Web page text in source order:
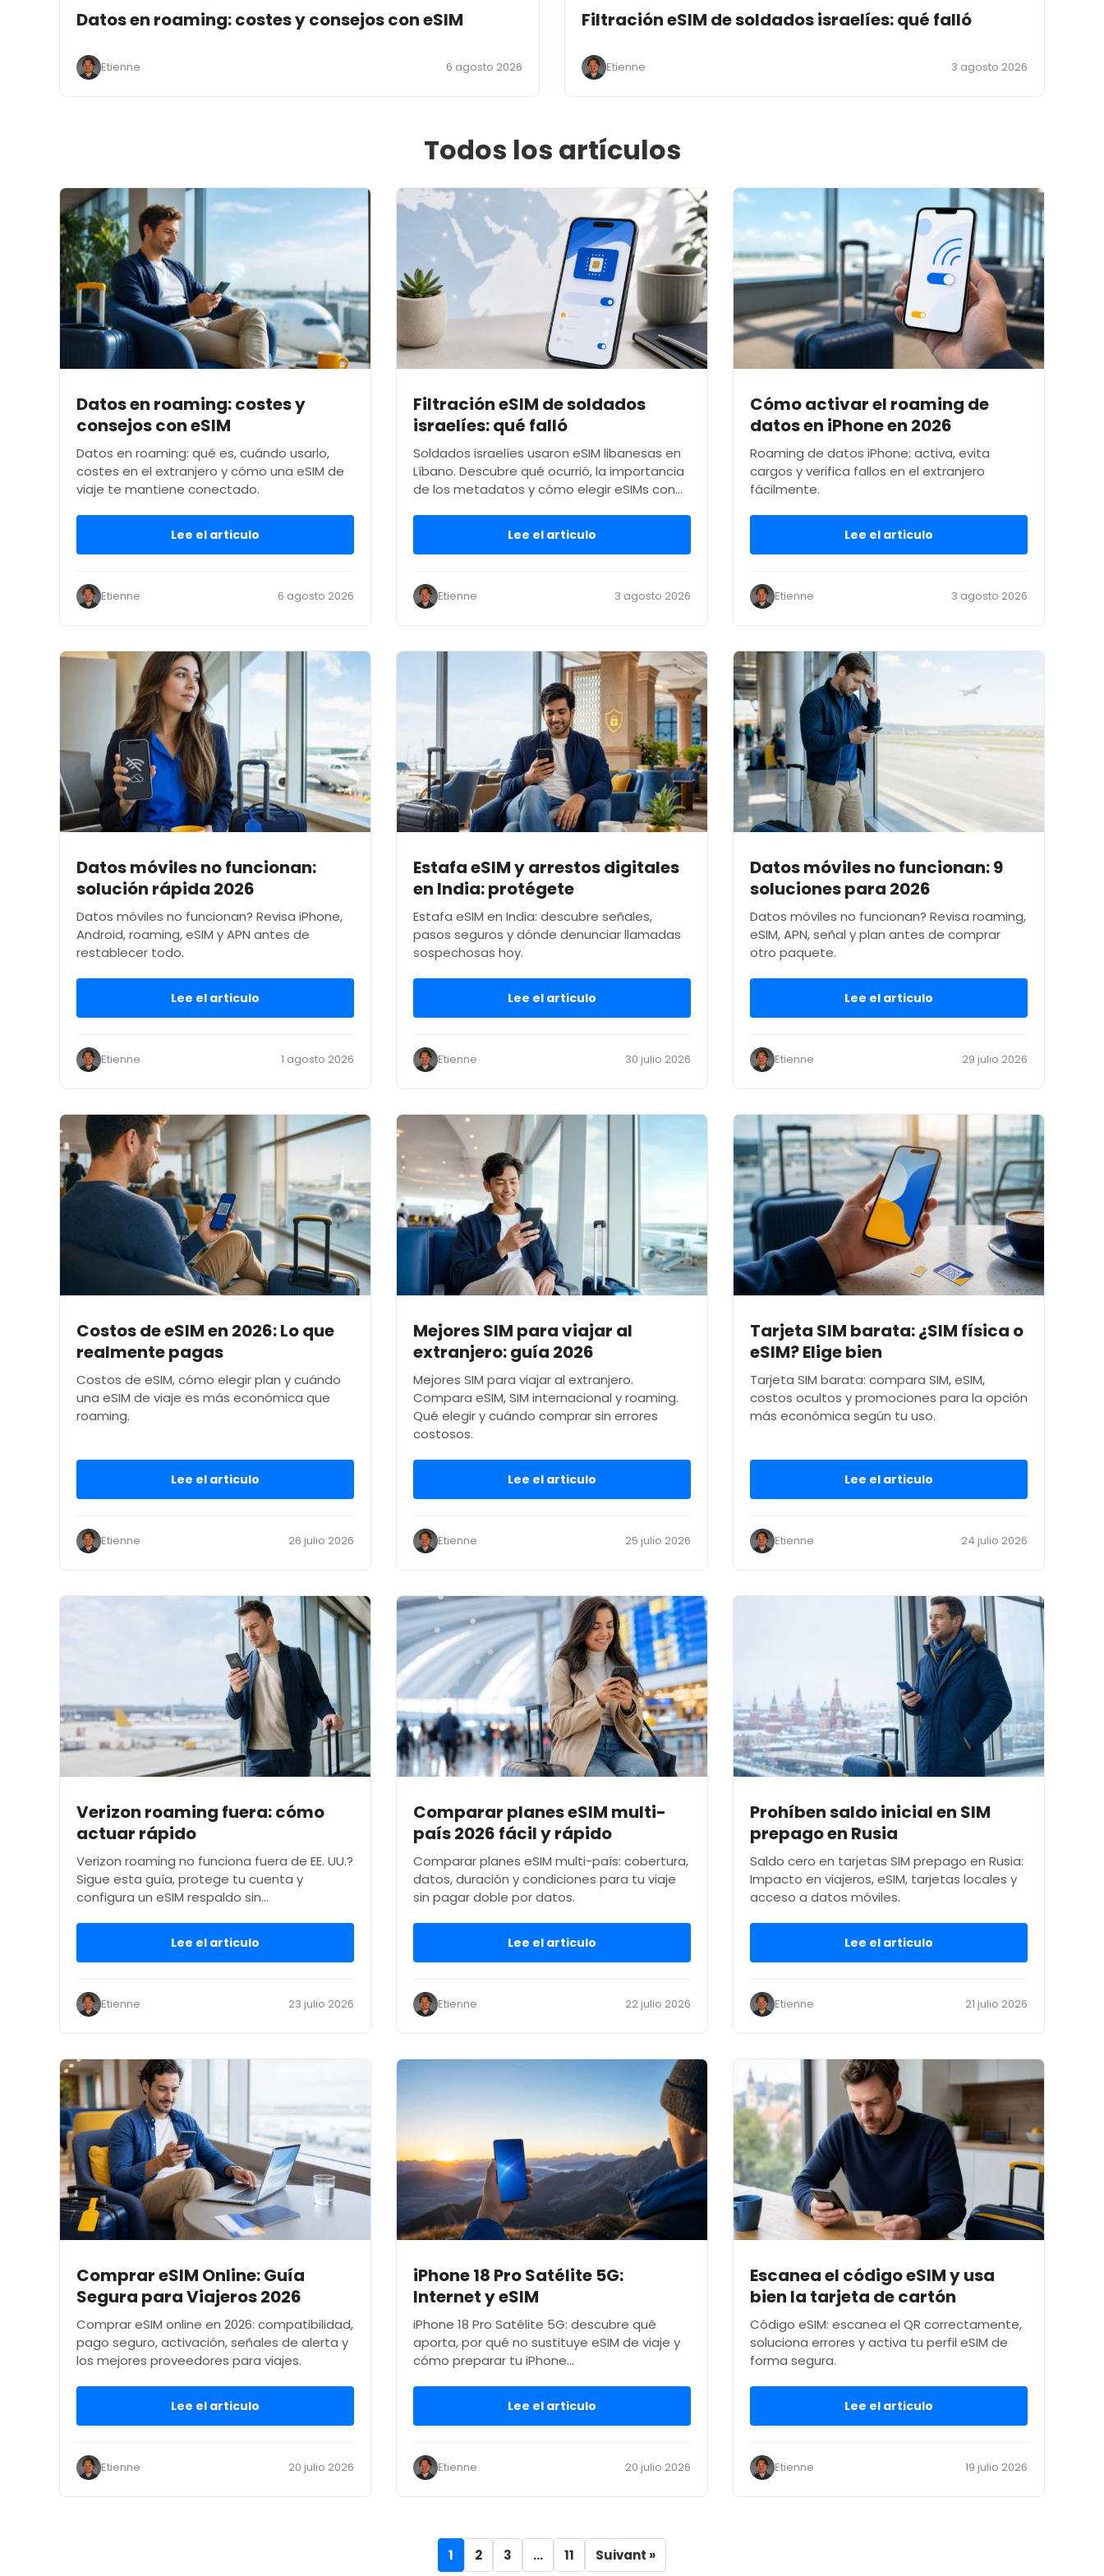
Datos en roaming: costes y consejos con eSIM
Etienne 6 agosto 2026
Filtración eSIM de soldados israelíes: qué falló
Etienne 3 agosto 2026
Todos los artículos
Datos en roaming: costes y
consejos con eSIM
Datos en roaming: qué es, cuándo usarlo,
costes en el extranjero y cómo una eSIM de
viaje te mantiene conectado.
Lee el articulo
Etienne 6 agosto 2026
Filtración eSIM de soldados
israelíes: qué falló
Soldados israelíes usaron eSIM libanesas en
Líbano. Descubre qué ocurrió, la importancia
de los metadatos y cómo elegir eSIMs con…
Lee el articulo
Etienne 3 agosto 2026
Cómo activar el roaming de
datos en iPhone en 2026
Roaming de datos iPhone: activa, evita
cargos y verifica fallos en el extranjero
fácilmente.
Lee el articulo
Etienne 3 agosto 2026
Datos móviles no funcionan:
solución rápida 2026
Datos móviles no funcionan? Revisa iPhone,
Android, roaming, eSIM y APN antes de
restablecer todo.
Lee el articulo
Etienne 1 agosto 2026
Estafa eSIM y arrestos digitales
en India: protégete
Estafa eSIM en India: descubre señales,
pasos seguros y dónde denunciar llamadas
sospechosas hoy.
Lee el articulo
Etienne 30 julio 2026
Datos móviles no funcionan: 9
soluciones para 2026
Datos móviles no funcionan? Revisa roaming,
eSIM, APN, señal y plan antes de comprar
otro paquete.
Lee el articulo
Etienne 29 julio 2026
Costos de eSIM en 2026: Lo que
realmente pagas
Costos de eSIM, cómo elegir plan y cuándo
una eSIM de viaje es más económica que
roaming.
Lee el articulo
Etienne 26 julio 2026
Mejores SIM para viajar al
extranjero: guía 2026
Mejores SIM para viajar al extranjero.
Compara eSIM, SIM internacional y roaming.
Qué elegir y cuándo comprar sin errores
costosos.
Lee el articulo
Etienne 25 julio 2026
Tarjeta SIM barata: ¿SIM física o
eSIM? Elige bien
Tarjeta SIM barata: compara SIM, eSIM,
costos ocultos y promociones para la opción
más económica según tu uso.
Lee el articulo
Etienne 24 julio 2026
Verizon roaming fuera: cómo
actuar rápido
Verizon roaming no funciona fuera de EE. UU.?
Sigue esta guía, protege tu cuenta y
configura un eSIM respaldo sin…
Lee el articulo
Etienne 23 julio 2026
Comparar planes eSIM multi-
país 2026 fácil y rápido
Comparar planes eSIM multi-país: cobertura,
datos, duración y condiciones para tu viaje
sin pagar doble por datos.
Lee el articulo
Etienne 22 julio 2026
Prohíben saldo inicial en SIM
prepago en Rusia
Saldo cero en tarjetas SIM prepago en Rusia:
Impacto en viajeros, eSIM, tarjetas locales y
acceso a datos móviles.
Lee el articulo
Etienne 21 julio 2026
Comprar eSIM Online: Guía
Segura para Viajeros 2026
Comprar eSIM online en 2026: compatibilidad,
pago seguro, activación, señales de alerta y
los mejores proveedores para viajes.
Lee el articulo
Etienne 20 julio 2026
iPhone 18 Pro Satélite 5G:
Internet y eSIM
iPhone 18 Pro Satélite 5G: descubre qué
aporta, por qué no sustituye eSIM de viaje y
cómo preparar tu iPhone…
Lee el articulo
Etienne 20 julio 2026
Escanea el código eSIM y usa
bien la tarjeta de cartón
Código eSIM: escanea el QR correctamente,
soluciona errores y activa tu perfil eSIM de
forma segura.
Lee el articulo
Etienne 19 julio 2026
1 2 3 … 11 Suivant »